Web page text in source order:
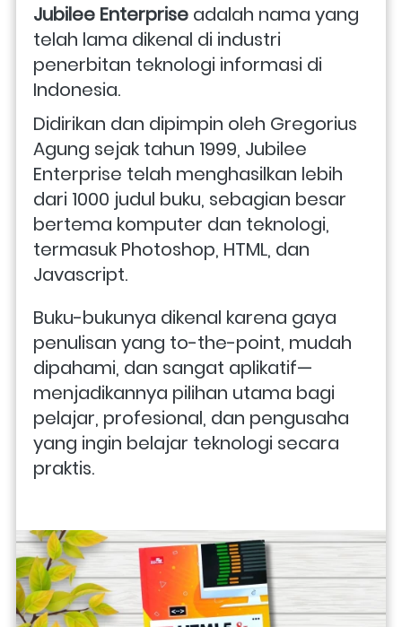
Jubilee Enterprise adalah nama yang
telah lama dikenal di industri
penerbitan teknologi informasi di
Indonesia.
Didirikan dan dipimpin oleh Gregorius
Agung sejak tahun 1999, Jubilee
Enterprise telah menghasilkan lebih
dari 1000 judul buku, sebagian besar
bertema komputer dan teknologi,
termasuk Photoshop, HTML, dan
Javascript.
Buku-bukunya dikenal karena gaya
penulisan yang to-the-point, mudah
dipahami, dan sangat aplikatif—
menjadikannya pilihan utama bagi
pelajar, profesional, dan pengusaha
yang ingin belajar teknologi secara
praktis.